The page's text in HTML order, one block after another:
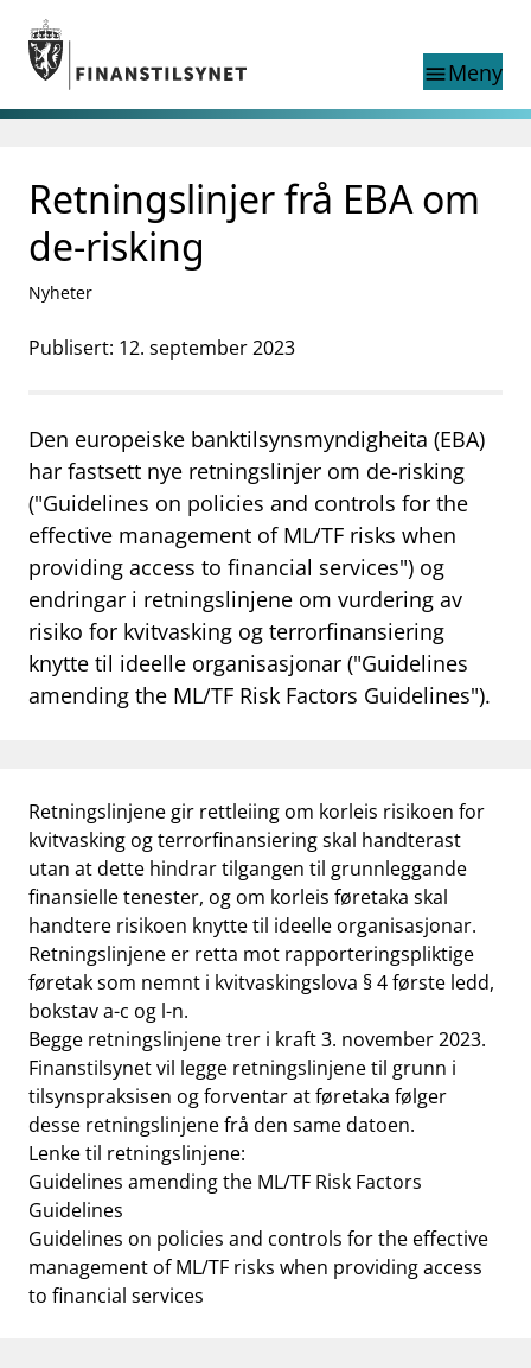
Gå til hovedinnhold
Gå til søkesiden
menuMeny
nettstedet
language
English
exist in English
Aktuelt
Finanstilsynets registre
business Om Finanstilsynet
mail_outlineKontakt oss
work_outlineJobb hos oss
dashboardInformasjon for investorer
notifications_noneAbonner på nyhetsvarsel
Retningslinjer frå EBA om
de-risking
Nyheter
Publisert: 12. september 2023
Den europeiske banktilsynsmyndigheita (EBA)
har fastsett nye retningslinjer om de-risking
("Guidelines on policies and controls for the
effective management of ML/TF risks when
providing access to financial services") og
endringar i retningslinjene om vurdering av
risiko for kvitvasking og terrorfinansiering
knytte til ideelle organisasjonar ("Guidelines
amending the ML/TF Risk Factors Guidelines").
Retningslinjene gir rettleiing om korleis risikoen for
kvitvasking og terrorfinansiering skal handterast
utan at dette hindrar tilgangen til grunnleggande
finansielle tenester, og om korleis føretaka skal
handtere risikoen knytte til ideelle organisasjonar.
Retningslinjene er retta mot rapporteringspliktige
føretak som nemnt i kvitvaskingslova § 4 første ledd,
bokstav a-c og l-n.
Begge retningslinjene trer i kraft 3. november 2023.
Finanstilsynet vil legge retningslinjene til grunn i
tilsynspraksisen og forventar at føretaka følger
desse retningslinjene frå den same datoen.
Lenke til retningslinjene:
Guidelines amending the ML/TF Risk Factors
Guidelines
Guidelines on policies and controls for the effective
management of ML/TF risks when providing access
to financial services